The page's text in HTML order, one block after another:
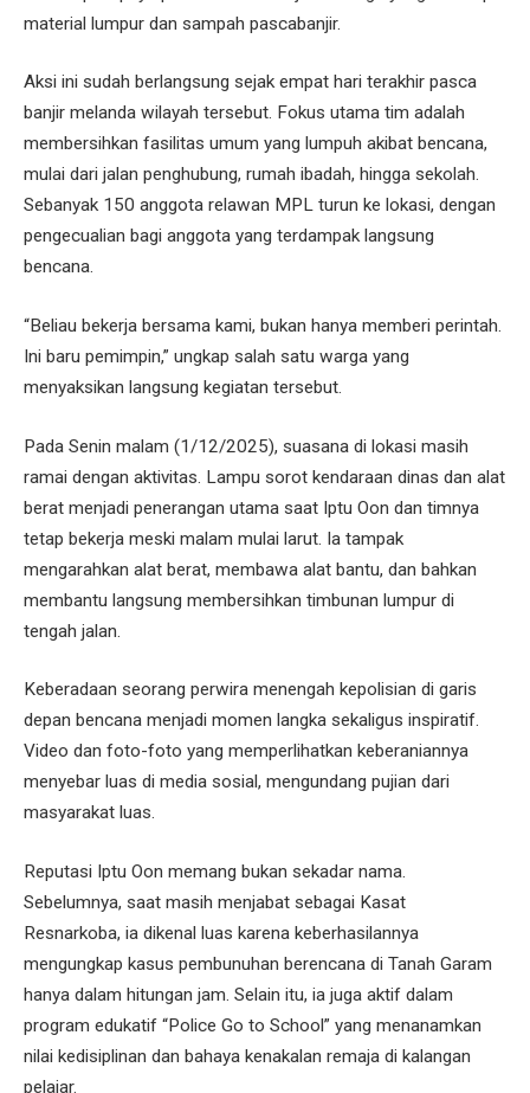
material lumpur dan sampah pascabanjir.
Aksi ini sudah berlangsung sejak empat hari terakhir pasca
banjir melanda wilayah tersebut. Fokus utama tim adalah
membersihkan fasilitas umum yang lumpuh akibat bencana,
mulai dari jalan penghubung, rumah ibadah, hingga sekolah.
Sebanyak 150 anggota relawan MPL turun ke lokasi, dengan
pengecualian bagi anggota yang terdampak langsung
bencana.
“Beliau bekerja bersama kami, bukan hanya memberi perintah.
Ini baru pemimpin,” ungkap salah satu warga yang
menyaksikan langsung kegiatan tersebut.
Pada Senin malam (1/12/2025), suasana di lokasi masih
ramai dengan aktivitas. Lampu sorot kendaraan dinas dan alat
berat menjadi penerangan utama saat Iptu Oon dan timnya
tetap bekerja meski malam mulai larut. Ia tampak
mengarahkan alat berat, membawa alat bantu, dan bahkan
membantu langsung membersihkan timbunan lumpur di
tengah jalan.
Keberadaan seorang perwira menengah kepolisian di garis
depan bencana menjadi momen langka sekaligus inspiratif.
Video dan foto-foto yang memperlihatkan keberaniannya
menyebar luas di media sosial, mengundang pujian dari
masyarakat luas.
Reputasi Iptu Oon memang bukan sekadar nama.
Sebelumnya, saat masih menjabat sebagai Kasat
Resnarkoba, ia dikenal luas karena keberhasilannya
mengungkap kasus pembunuhan berencana di Tanah Garam
hanya dalam hitungan jam. Selain itu, ia juga aktif dalam
program edukatif “Police Go to School” yang menanamkan
nilai kedisiplinan dan bahaya kenakalan remaja di kalangan
pelajar.